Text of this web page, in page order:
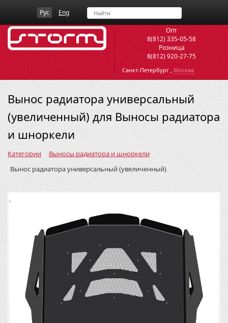
Рус Eng
Опт
8(812) 335-05-58
Розница
8(812) 920-27-75
Санкт-Петербург , Москва
Вынос радиатора универсальный
(увеличенный) для Выносы радиатора
и шноркели
Категории
Выносы радиатора и шноркели
Вынос радиатора универсальный (увеличенный)